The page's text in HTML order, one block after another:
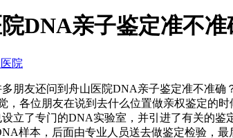
DNA亲子鉴定准不准
院
朋友还问到舟山医院DNA亲子鉴定准不准
各位朋友在说到去什么位置做亲权鉴定的
立了专门的DNA实验室，并引进了有关的
样本，后面由专业人员送去做鉴定检验，最